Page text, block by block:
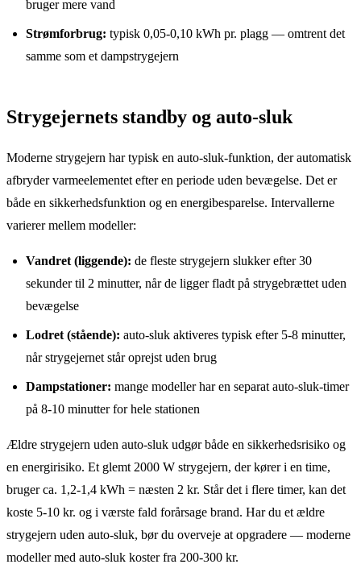
bruger mere vand
Strømforbrug: typisk 0,05-0,10 kWh pr. plagg — omtrent det
samme som et dampstrygejern
Strygejernets standby og auto-sluk
Moderne strygejern har typisk en auto-sluk-funktion, der automatisk
afbryder varmeelementet efter en periode uden bevægelse. Det er
både en sikkerhedsfunktion og en energibesparelse. Intervallerne
varierer mellem modeller:
Vandret (liggende): de fleste strygejern slukker efter 30
sekunder til 2 minutter, når de ligger fladt på strygebrættet uden
bevægelse
Lodret (stående): auto-sluk aktiveres typisk efter 5-8 minutter,
når strygejernet står oprejst uden brug
Dampstationer: mange modeller har en separat auto-sluk-timer
på 8-10 minutter for hele stationen
Ældre strygejern uden auto-sluk udgør både en sikkerhedsrisiko og
en energirisiko. Et glemt 2000 W strygejern, der kører i en time,
bruger ca. 1,2-1,4 kWh = næsten 2 kr. Står det i flere timer, kan det
koste 5-10 kr. og i værste fald forårsage brand. Har du et ældre
strygejern uden auto-sluk, bør du overveje at opgradere — moderne
modeller med auto-sluk koster fra 200-300 kr.